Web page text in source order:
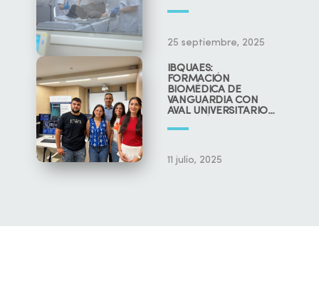
25 septiembre, 2025
IBQUAES:
FORMACIÓN
BIOMÉDICA DE
VANGUARDIA CON
AVAL UNIVERSITARIO
11 julio, 2025